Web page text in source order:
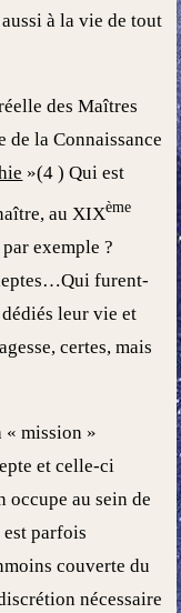
à la vie de tout
des Maîtres
de la Connaissance
»(4 ) Qui est
au XIXème
exemple ?
furent-
leur vie et
certes, mais
mission »
et celle-ci
occupe au sein de
parfois
couverte du
nécessaire